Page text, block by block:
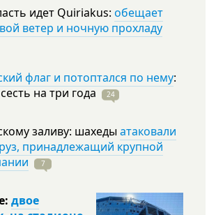
идет Quiriakus: обещает
ветер и ночную прохладу
флаг и потоптался по нему:
на три года 24
заливу: шахеды атаковали
принадлежащий крупной
7
двое